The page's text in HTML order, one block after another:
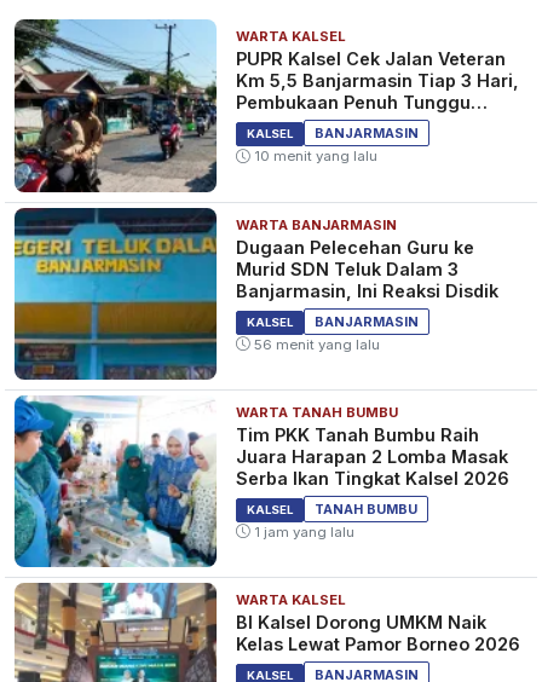
WARTA KALSEL
PUPR Kalsel Cek Jalan Veteran
Km 5,5 Banjarmasin Tiap 3 Hari,
Pembukaan Penuh Tunggu
Pantauan
KALSEL
BANJARMASIN
10 menit yang lalu
WARTA BANJARMASIN
Dugaan Pelecehan Guru ke
Murid SDN Teluk Dalam 3
Banjarmasin, Ini Reaksi Disdik
KALSEL
BANJARMASIN
56 menit yang lalu
WARTA TANAH BUMBU
Tim PKK Tanah Bumbu Raih
Juara Harapan 2 Lomba Masak
Serba Ikan Tingkat Kalsel 2026
KALSEL
TANAH BUMBU
1 jam yang lalu
WARTA KALSEL
BI Kalsel Dorong UMKM Naik
Kelas Lewat Pamor Borneo 2026
KALSEL
BANJARMASIN